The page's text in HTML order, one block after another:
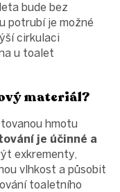
bude bez
potrubí je možné
cirkulaci
u toalet
materiál?
hmotu
je účinné a
exkrementy,
vlhkost a působit
toaletního